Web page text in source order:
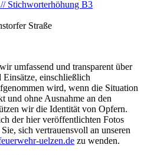
Stichworterhöhung B3
Straße
umfassend und transparent über
einschließlich
wird, wenn die Situation
und ohne Ausnahme an den
wir die Identität von Opfern.
der hier veröffentlichten Fotos
sich vertrauensvoll an unseren
uelzen.de zu wenden.